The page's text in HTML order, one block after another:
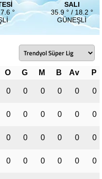
°
SALI
35.9 ° / 18.2 °
GÜNEŞLI
O G M B Av
P
0 0 0 0 0 0
0 0 0 0 0 0
0 0 0 0 0 0
0 0 0 0 0 0